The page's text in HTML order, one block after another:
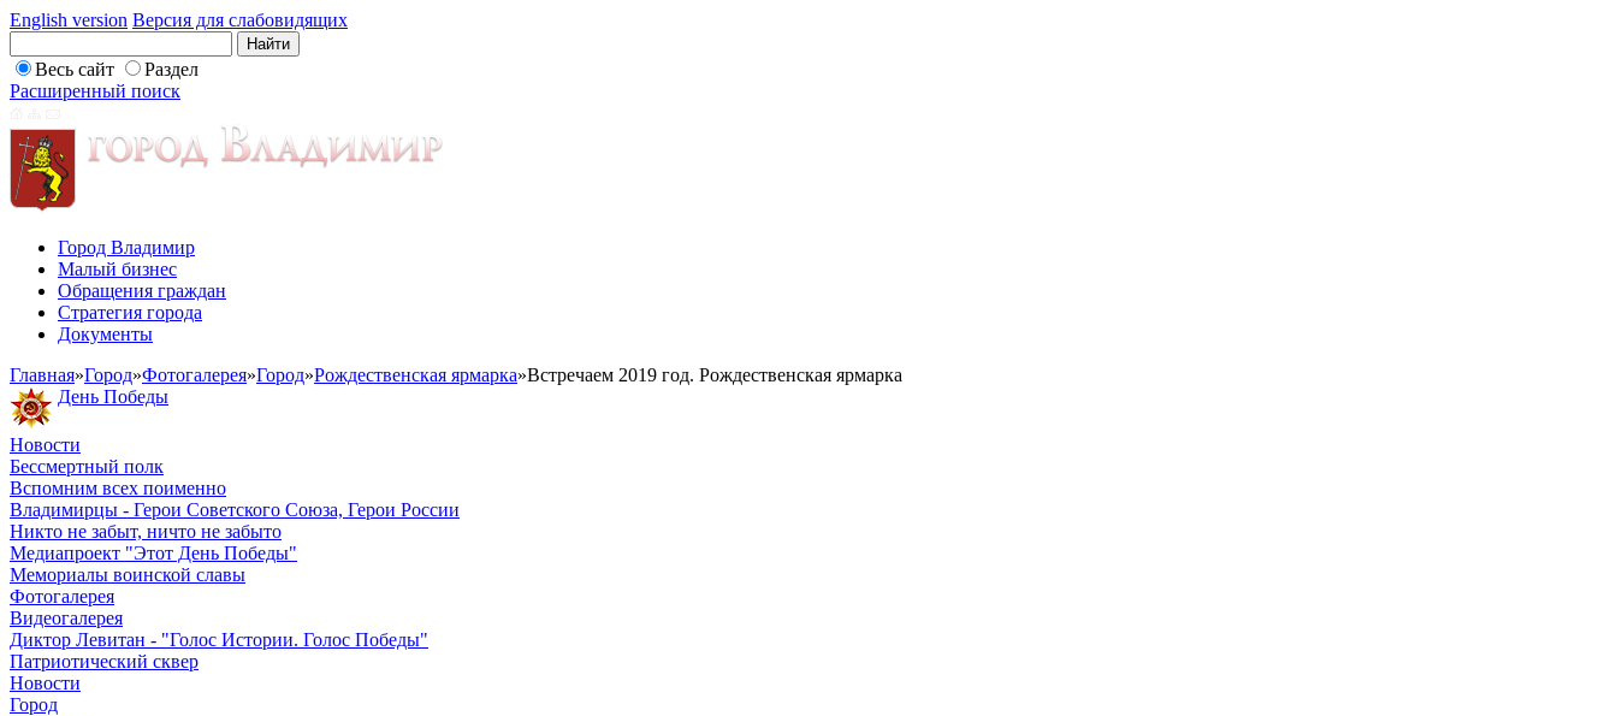
English version Версия для слабовидящих
Весь сайт
Раздел
Расширенный поиск
Город Владимир
Малый бизнес
Обращения граждан
Стратегия города
Документы
Главная»Город»Фотогалерея»Город»Рождественская ярмарка»Встречаем 2019 год. Рождественская ярмарка
День Победы
Новости
Бессмертный полк
Вспомним всех поименно
Владимирцы - Герои Советского Союза, Герои России
Никто не забыт, ничто не забыто
Медиапроект "Этот День Победы"
Мемориалы воинской славы
Фотогалерея
Видеогалерея
Диктор Левитан - "Голос Истории. Голос Победы"
Патриотический сквер
Новости
Город